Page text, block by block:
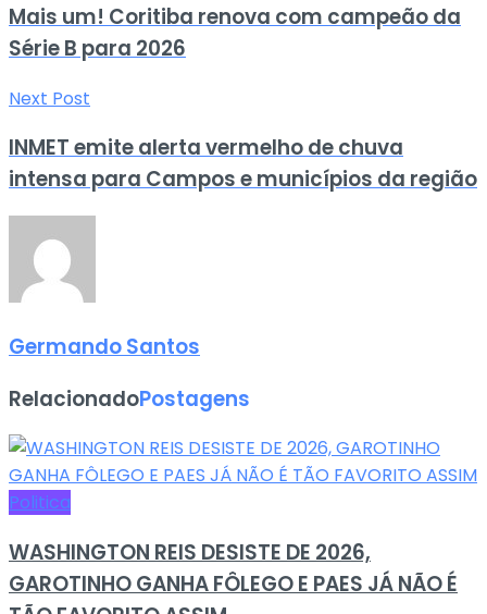
Mais um! Coritiba renova com campeão da
Série B para 2026
Next Post
INMET emite alerta vermelho de chuva
intensa para Campos e municípios da região
Germando Santos
RelacionadoPostagens
Politica
WASHINGTON REIS DESISTE DE 2026,
GAROTINHO GANHA FÔLEGO E PAES JÁ NÃO É